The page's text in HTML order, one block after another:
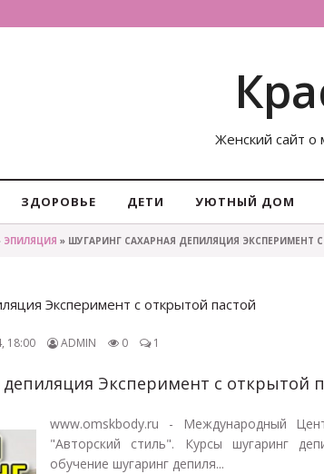
Женский сайт о
ЗДОРОВЬЕ ДЕТИ УЮТНЫЙ ДОМ
ЭПИЛЯЦИЯ » ШУГАРИНГ САХАРНАЯ ДЕПИЛЯЦИЯ ЭКСПЕРИМЕНТ
Эксперимент с открытой пастой
18:00 ADMIN 0 1
Эксперимент с открытой
www.omskbody.ru - Международный
"Авторский стиль". Курсы шугаринг
обучение шугаринг депиля...